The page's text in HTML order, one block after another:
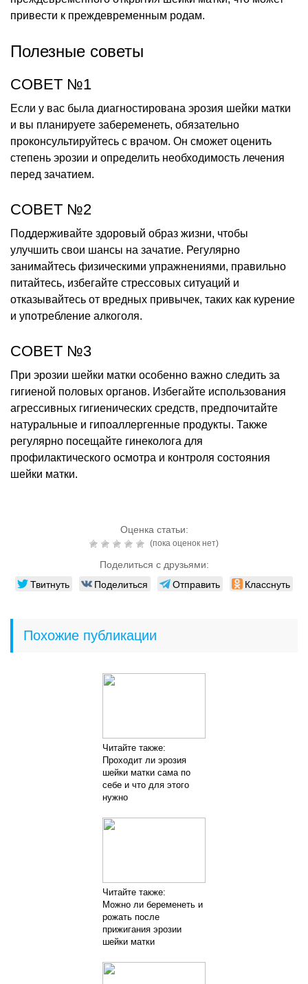
привести к преждевременным родам.
Полезные советы
СОВЕТ №1
Если у вас была диагностирована эрозия шейки матки
и вы планируете забеременеть, обязательно
проконсультируйтесь с врачом. Он сможет оценить
степень эрозии и определить необходимость лечения
перед зачатием.
СОВЕТ №2
Поддерживайте здоровый образ жизни, чтобы
улучшить свои шансы на зачатие. Регулярно
занимайтесь физическими упражнениями, правильно
питайтесь, избегайте стрессовых ситуаций и
отказывайтесь от вредных привычек, таких как курение
и употребление алкоголя.
СОВЕТ №3
При эрозии шейки матки особенно важно следить за
гигиеной половых органов. Избегайте использования
агрессивных гигиенических средств, предпочитайте
натуральные и гипоаллергенные продукты. Также
регулярно посещайте гинеколога для
профилактического осмотра и контроля состояния
шейки матки.
Оценка статьи:
(пока оценок нет)
Поделиться с друзьями:
Твитнуть Поделиться Отправить Класснуть
Похожие публикации
Читайте также:
Проходит ли эрозия
шейки матки сама по
себе и что для этого
нужно
Читайте также:
Можно ли беременеть и
рожать после
прижигания эрозии
шейки матки